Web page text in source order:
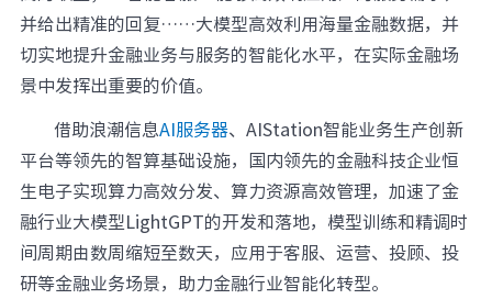
元脑品牌升级公告
并给出精准的回复……大模型高效利用海量金融数据，并
切实地提升金融业务与服务的智能化水平，在实际金融场
景中发挥出重要的价值。
借助浪潮信息AI服务器、AIStation智能业务生产创新
平台等领先的智算基础设施，国内领先的金融科技企业恒
生电子实现算力高效分发、算力资源高效管理，加速了金
融行业大模型LightGPT的开发和落地，模型训练和精调时
间周期由数周缩短至数天，应用于客服、运营、投顾、投
研等金融业务场景，助力金融行业智能化转型。